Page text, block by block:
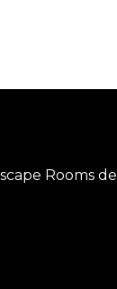
Rooms de